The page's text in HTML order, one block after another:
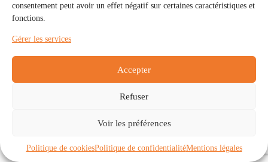
consentement peut avoir un effet négatif sur certaines caractéristiques et
fonctions.
Gérer les services
Accepter
Refuser
Voir les préférences
Politique de cookiesPolitique de confidentialitéMentions légales
Communautés
À propos
Politique de cookies (UE)